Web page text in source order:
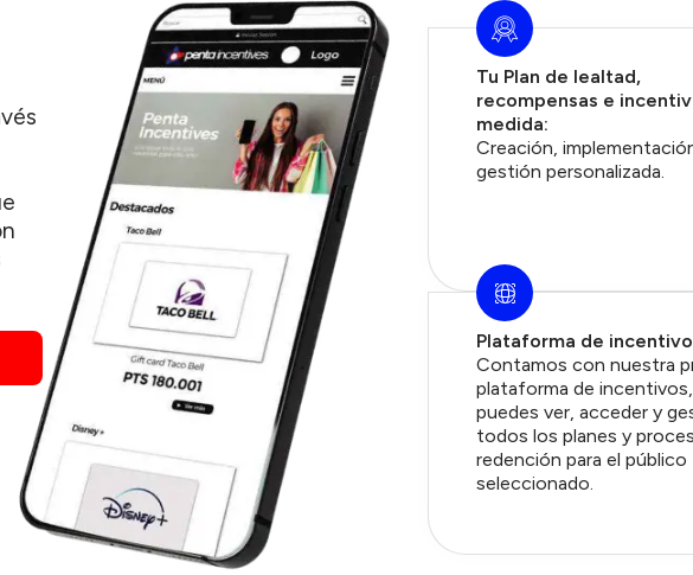
Tu Plan de lealtad,
recompensas e
medida:
Creación,
gestión personalizada.
Plataforma de
Contamos con nuestra
plataforma de
puedes ver, acceder y
todos los planes y
redención para el público
seleccionado.